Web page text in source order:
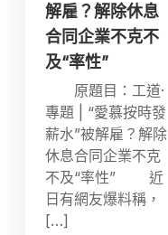
解雇？解除休息
合同企業不克不
及“率性”
原題目：工道·
專題 | “愛慕按時發
薪水”被解雇？解除
休息合同企業不克
不及“率性” 近
日有網友爆料稱，
[…]